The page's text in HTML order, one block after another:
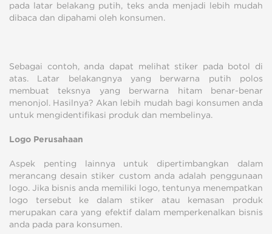
pada latar belakang putih, teks anda menjadi lebih mudah
dibaca dan dipahami oleh konsumen.
Sebagai contoh, anda dapat melihat stiker pada botol di
atas. Latar belakangnya yang berwarna putih polos
membuat teksnya yang berwarna hitam benar-benar
menonjol. Hasilnya? Akan lebih mudah bagi konsumen anda
untuk mengidentifikasi produk dan membelinya.
Logo Perusahaan
Aspek penting lainnya untuk dipertimbangkan dalam
merancang desain stiker custom anda adalah penggunaan
logo. Jika bisnis anda memiliki logo, tentunya menempatkan
logo tersebut ke dalam stiker atau kemasan produk
merupakan cara yang efektif dalam memperkenalkan bisnis
anda pada para konsumen.